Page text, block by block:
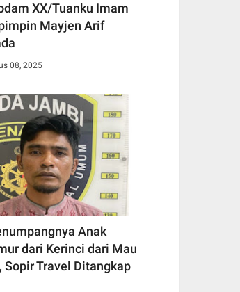
XX/Tuanku Imam
Mayjen Arif
08, 2025
Anak
dari Kerinci dari Mau
Sopir Travel Ditangkap